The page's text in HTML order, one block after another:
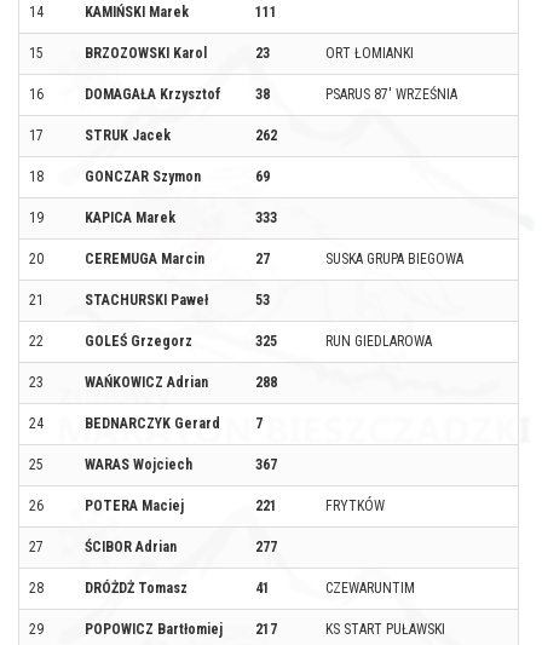
14 KAMIŃSKI Marek 111
15 BRZOZOWSKI Karol 23 ORT ŁOMIANKI
16 DOMAGAŁA Krzysztof 38 PSARUS 87' WRZEŚNIA
17 STRUK Jacek 262
18 GONCZAR Szymon 69
19 KAPICA Marek 333
20 CEREMUGA Marcin 27 SUSKA GRUPA BIEGOWA
21 STACHURSKI Paweł 53
22 GOLEŚ Grzegorz 325 RUN GIEDLAROWA
23 WAŃKOWICZ Adrian 288
24 BEDNARCZYK Gerard 7
25 WARAS Wojciech 367
26 POTERA Maciej 221 FRYTKÓW
27 ŚCIBOR Adrian 277
28 DRÓŻDŻ Tomasz 41 CZEWARUNTIM
29 POPOWICZ Bartłomiej 217 KS START PUŁAWSKI